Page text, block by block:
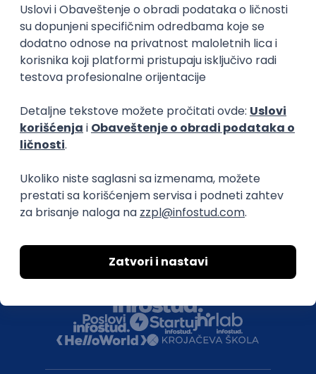
O nama
Za poslodavce
Uslovi korišćenja
Politika privatnosti
Uklonjeni profili poslodavaca
Za medije
Druželjubivi smo!